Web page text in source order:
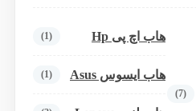
(7)
هاب اچ پی Hp (1)
هاب ایسوس Asus (1)